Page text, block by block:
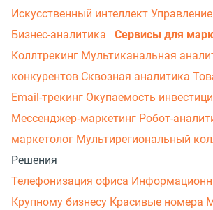
Искусственный интеллект
Бизнес-аналитика
Сервисы для
Коллтрекинг Мультиканальная
конкурентов Сквозная аналитика
Email-трекинг Окупаемость
Мессенджер‑маркетинг Робот-
маркетолог Мультирегиональный
Решения
Телефонизация офиса
Крупному бизнесу Красивые номера